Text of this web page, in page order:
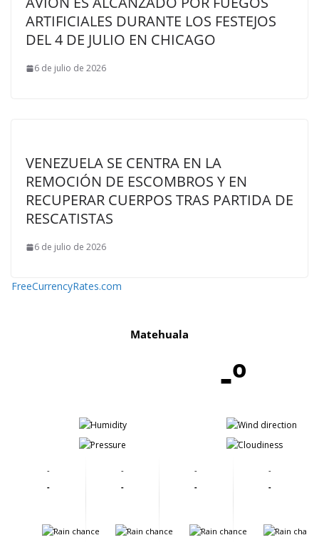
ARTIFICIALES DURANTE LOS FESTEJOS
DEL 4 DE JULIO EN CHICAGO
6 de julio de 2026
VENEZUELA SE CENTRA EN LA
REMOCIÓN DE ESCOMBROS Y EN
RECUPERAR CUERPOS TRAS PARTIDA DE
RESCATISTAS
6 de julio de 2026
FreeCurrencyRates.com
Matehuala
-º
-
-
-
-
-
-
-
-
-
-
-
-
-
-
-
-